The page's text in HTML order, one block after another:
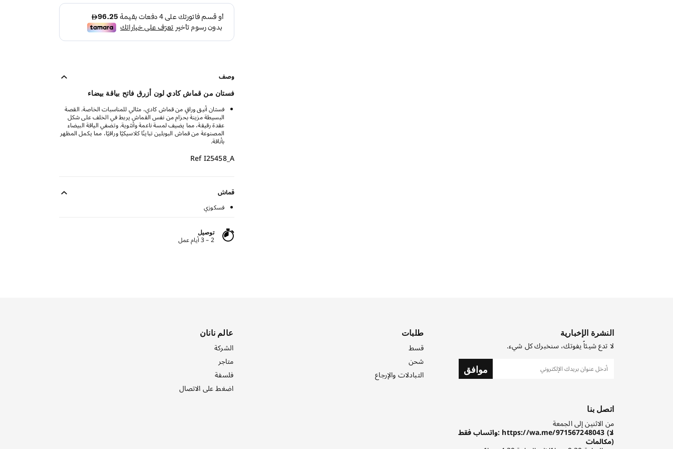
وصف
فستان من قماش كادي لون أزرق فاتح بياقة بيضاء
فستان أنيق وراقٍ من قماش كادي، مثالي للمناسبات الخاصة. القصة
البسيطة مزينة بحزام من نفس القماش يربط في الخلف على شكل
عقدة رقيقة، مما يضيف لمسة ناعمة وأنثوية. وتضفي الياقة البيضاء
المصنوعة من قماش البوبلين تباينًا كلاسيكيًا وراقيًا، مما يكمل المظهر
بأناقة.
Ref I25458_A
قماش
فسكوزي
توصيل
2 – 3 أيام عمل
النشرة الإخبارية
لا تدع شيئاً يفوتك، سنخبرك كل شيء.
موافق
اتصل بنا
من الاثنين إلى الجمعة
واتساب فقط: https://wa.me/971567248043 (لا
مكالمات)
طلبات
قسط
شحن
التبادلات والإرجاع
عالم نانان
الشركة
متاجر
فلسفة
اضغط على الاتصال